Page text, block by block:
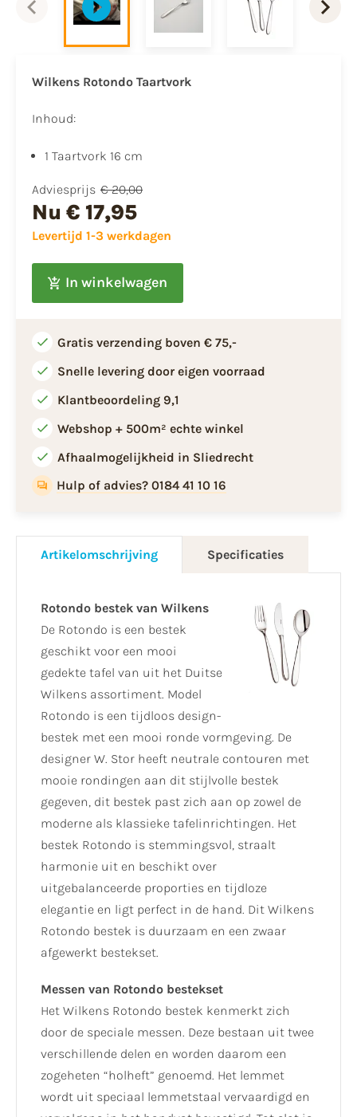
Wilkens Rotondo Taartvork
Inhoud:
1 Taartvork 16 cm
Adviesprijs € 20,00
Nu € 17,95
Levertijd 1-3 werkdagen
In winkelwagen
Gratis verzending boven € 75,-
Snelle levering door eigen voorraad
Klantbeoordeling 9,1
Webshop + 500m² echte winkel
Afhaalmogelijkheid in Sliedrecht
Hulp of advies? 0184 41 10 16
Artikelomschrijving Specificaties
Rotondo bestek van Wilkens
De Rotondo is een bestek
geschikt voor een mooi
gedekte tafel van uit het Duitse
Wilkens assortiment. Model
Rotondo is een tijdloos design-
bestek met een mooi ronde vormgeving. De
designer W. Stor heeft neutrale contouren met
mooie rondingen aan dit stijlvolle bestek
gegeven, dit bestek past zich aan op zowel de
moderne als klassieke tafelinrichtingen. Het
bestek Rotondo is stemmingsvol, straalt
harmonie uit en beschikt over
uitgebalanceerde proporties en tijdloze
elegantie en ligt perfect in de hand. Dit Wilkens
Rotondo bestek is duurzaam en een zwaar
afgewerkt bestekset.
Messen van Rotondo bestekset
Het Wilkens Rotondo bestek kenmerkt zich
door de speciale messen. Deze bestaan uit twee
verschillende delen en worden daarom een
zogeheten “holheft” genoemd. Het lemmet
wordt uit speciaal lemmetstaal vervaardigd en